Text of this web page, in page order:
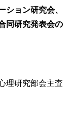
ション研究会、
同研究発表会の
理研究部会主査